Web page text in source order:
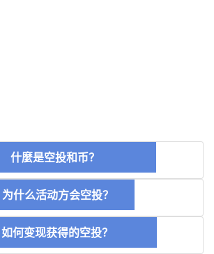
麼是空投和币？
为什么活动方会空投？
变现获得的空投？